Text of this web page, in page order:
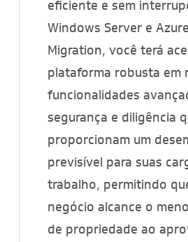
eficiente e sem
Windows Server e
Migration, você terá
plataforma robusta em
funcionalidades
segurança e diligência
proporcionam um
previsível para suas
trabalho, permitindo
negócio alcance o
de propriedade ao